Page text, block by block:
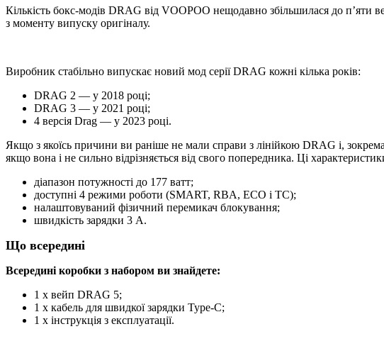
Кількість бокс-модів DRAG від VOOPOO нещодавно збільшилася до п’яти
з моменту випуску оригіналу.
Виробник стабільно випускає новий мод серії DRAG кожні кілька років:
DRAG 2 — у 2018 році;
DRAG 3 — у 2021 році;
4 версія Drag — у 2023 році.
Якщо з якоїсь причини ви раніше не мали справи з лінійкою DRAG і,
якщо вона і не сильно відрізняється від свого попередника. Ці
діапазон потужності до 177 ватт;
доступні 4 режими роботи (SMART, RBA, ECO і TC);
налаштовуваний фізичний перемикач блокування;
швидкість зарядки 3 А.
Що всередині
Всередині коробки з набором ви знайдете:
1 x вейп DRAG 5;
1 x кабель для швидкої зарядки Type-C;
1 x інструкція з експлуатації.